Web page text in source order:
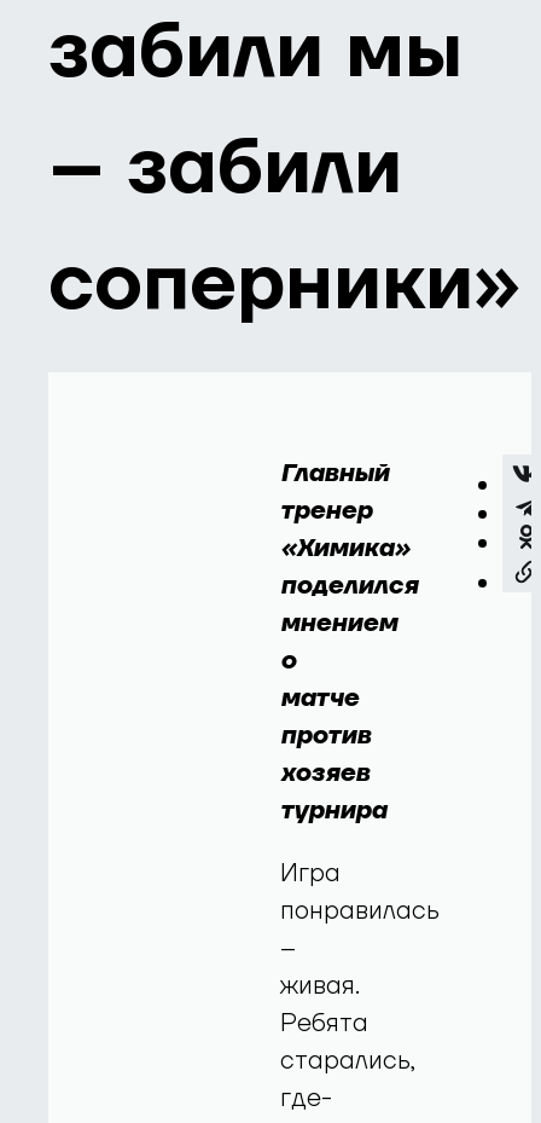
забили мы
– забили
соперники»
Главный
тренер
«Химика»
поделился
мнением
о
матче
против
хозяев
турнира
Игра
понравилась
–
живая.
Ребята
старались,
где-